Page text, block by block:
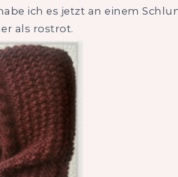
ich es jetzt an einem
als rostrot.